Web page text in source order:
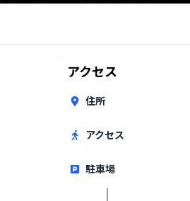
アクセス
住所
アクセス
駐車場